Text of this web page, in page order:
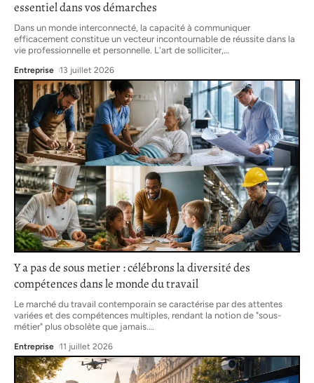
essentiel dans vos démarches
Dans un monde interconnecté, la capacité à communiquer
efficacement constitue un vecteur incontournable de réussite dans la
vie professionnelle et personnelle. L'art de solliciter,
Entreprise 13 juillet 2026
Y a pas de sous metier : célébrons la diversité des
compétences dans le monde du travail
Le marché du travail contemporain se caractérise par des attentes
variées et des compétences multiples, rendant la notion de "sous-
métier" plus obsolète que jamais.
Entreprise 11 juillet 2026